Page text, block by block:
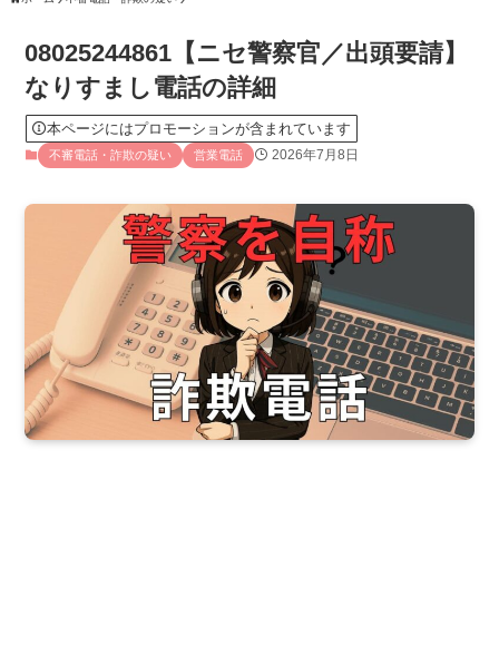
08025244861【ニセ警察官／出頭要請】
なりすまし電話の詳細
本ページにはプロモーションが含まれています
不審電話・詐欺の疑い 営業電話 2026年7月8日